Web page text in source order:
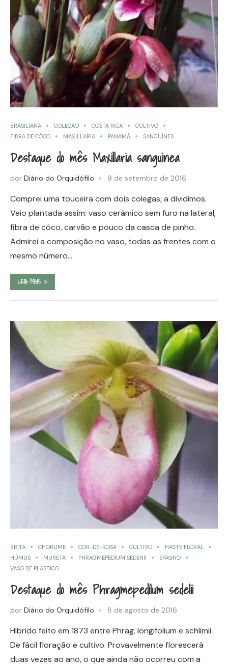
BRASILIANA COLEÇÃO COSTA RICA
CULTIVO
FIBRA DE CÔCO
MAXILLARIA PANAMÁ SANGUÍNEA
Destaque do mês Maxillaria sanguinea
por Diário do Orquidófilo 9 de setembro de 2016
Comprei uma touceira com dois colegas, a dividimos.
Veio plantada assim: vaso cerâmico sem furo na lateral,
fibra de côco, carvão e pouco da casca de pinho.
Admirei a composição no vaso, todas as frentes com o
mesmo número…
LEIA MAIS
BRITA CHORUME COR-DE-ROSA CULTIVO
HASTE FLORAL
HÚMUS
MURETA PHRAGMEPEDIUM SEDENII
SFAGNO
VASO DE PLASTICO
Destaque do mês Phragmepedilum sedelii
por Diário do Orquidófilo 8 de agosto de 2016
Hibrido feito em 1873 entre Phrag. longifolium e schlimii.
De fácil floração e cultivo. Provavelmente florescerá
duas vezes ao ano, o que ainda não ocorreu com a